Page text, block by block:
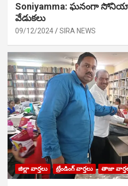
Soniyamma: ఘ‌నంగా
వేడుక‌లు
09/12/2024 SIRA NEWS
జిల్లా వార్తలు ట్రేండింగ్ వార్తలు తాజా